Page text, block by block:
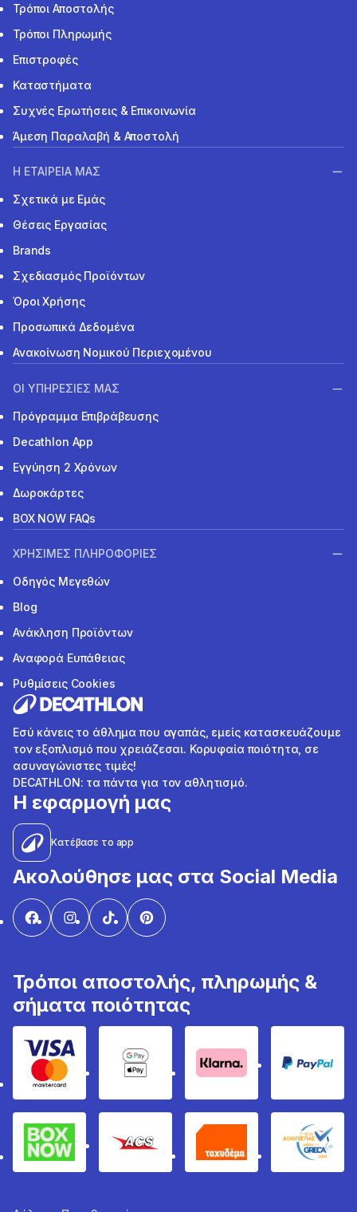
Τρόποι Αποστολής
Τρόποι Πληρωμής
Επιστροφές
Καταστήματα
Συχνές Ερωτήσεις & Επικοινωνία
Άμεση Παραλαβή & Αποστολή
Η ΕΤΑΙΡΕΙΑ ΜΑΣ
Σχετικά με Εμάς
Θέσεις Εργασίας
Brands
Σχεδιασμός Προϊόντων
Όροι Χρήσης
Προσωπικά Δεδομένα
Ανακοίνωση Νομικού Περιεχομένου
ΟΙ ΥΠΗΡΕΣΙΕΣ ΜΑΣ
Πρόγραμμα Επιβράβευσης
Decathlon App
Εγγύηση 2 Χρόνων
Δωροκάρτες
BOX NOW FAQs
ΧΡΗΣΙΜΕΣ ΠΛΗΡΟΦΟΡΙΕΣ
Οδηγός Μεγεθών
Blog
Ανάκληση Προϊόντων
Αναφορά Ευπάθειας
Ρυθμίσεις Cookies
Εσύ κάνεις το άθλημα που αγαπάς, εμείς κατασκευάζουμε
τον εξοπλισμό που χρειάζεσαι. Κορυφαία ποιότητα, σε
ασυναγώνιστες τιμές!
DECATHLON: τα πάντα για τον αθλητισμό.
Η εφαρμογή μας
Κατέβασε το app
Ακολούθησε μας στα Social Media
Τρόποι αποστολής, πληρωμής &
σήματα ποιότητας
Visa & MastercardGoogle Pay & Apple Pay
Klarna PayPal
Box Now ACS Ταχυδέμα